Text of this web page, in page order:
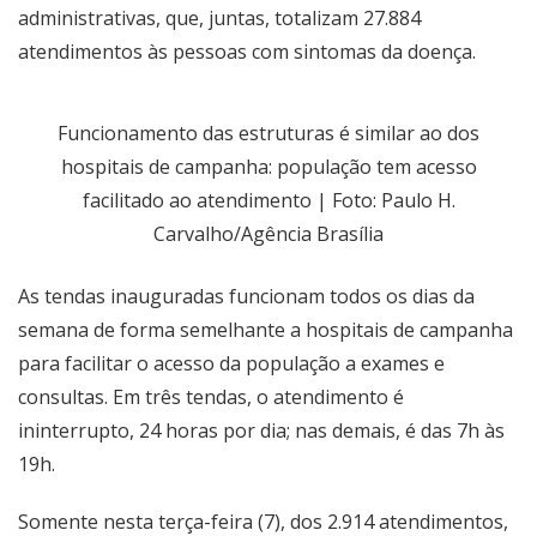
administrativas, que, juntas, totalizam 27.884
atendimentos às pessoas com sintomas da doença.
Funcionamento das estruturas é similar ao dos
hospitais de campanha: população tem acesso
facilitado ao atendimento | Foto: Paulo H.
Carvalho/Agência Brasília
As tendas inauguradas funcionam todos os dias da
semana de forma semelhante a hospitais de campanha
para facilitar o acesso da população a exames e
consultas. Em três tendas, o atendimento é
ininterrupto, 24 horas por dia; nas demais, é das 7h às
19h.
Somente nesta terça-feira (7), dos 2.914 atendimentos,